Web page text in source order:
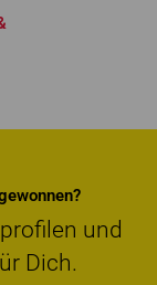
und
Dich.